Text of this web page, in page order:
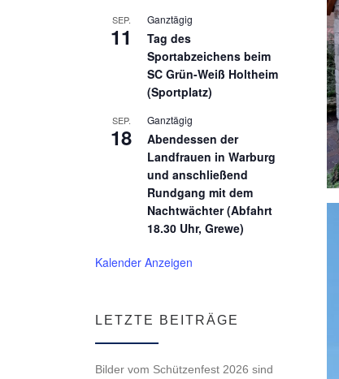
SEP.
11
Ganztägig
Tag des
Sportabzeichens beim
SC Grün-Weiß Holtheim
(Sportplatz)
SEP.
18
Ganztägig
Abendessen der
Landfrauen in Warburg
und anschließend
Rundgang mit dem
Nachtwächter (Abfahrt
18.30 Uhr, Grewe)
Kalender Anzeigen
LETZTE BEITRÄGE
Bilder vom Schützenfest 2026 sind